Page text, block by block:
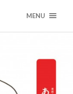
MENU